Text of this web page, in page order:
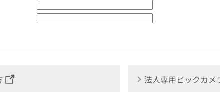
法人専用ビックカ